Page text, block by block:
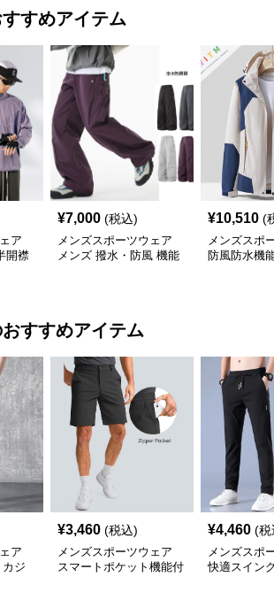
すめアイテム
ア
開襟
¥7,000 (税込)
メンズスポーツウェア
メンズ 撥水・防風 機能
¥10,510 (
メンズスポ
防風防水機
すすめアイテム
ア
ジ
¥3,460 (税込)
メンズスポーツウェア
スマートポケット機能付
¥4,460 (税
メンズスポ
快適スイン